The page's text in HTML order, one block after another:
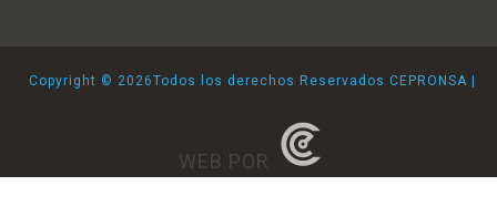
Copyright © 2026Todos los derechos Reservados CEPRONSA |
WEB POR